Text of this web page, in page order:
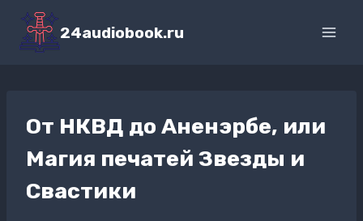
Перейти
содержимому
24audiobook.ru
От НКВД до Аненэрбе, или
Магия печатей Звезды и
Свастики